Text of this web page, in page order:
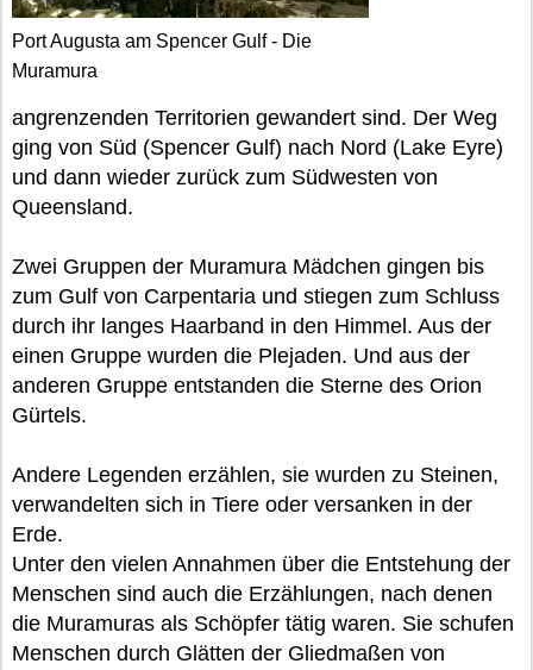
Port Augusta am Spencer Gulf - Die
Muramura
angrenzenden Territorien gewandert sind. Der Weg
ging von Süd (Spencer Gulf) nach Nord (Lake Eyre)
und dann wieder zurück zum Südwesten von
Queensland.
Zwei Gruppen der Muramura Mädchen gingen bis
zum Gulf von Carpentaria und stiegen zum Schluss
durch ihr langes Haarband in den Himmel. Aus der
einen Gruppe wurden die Plejaden. Und aus der
anderen Gruppe entstanden die Sterne des Orion
Gürtels.
Andere Legenden erzählen, sie wurden zu Steinen,
verwandelten sich in Tiere oder versanken in der
Erde.
Unter den vielen Annahmen über die Entstehung der
Menschen sind auch die Erzählungen, nach denen
die Muramuras als Schöpfer tätig waren. Sie schufen
Menschen durch Glätten der Gliedmaßen von